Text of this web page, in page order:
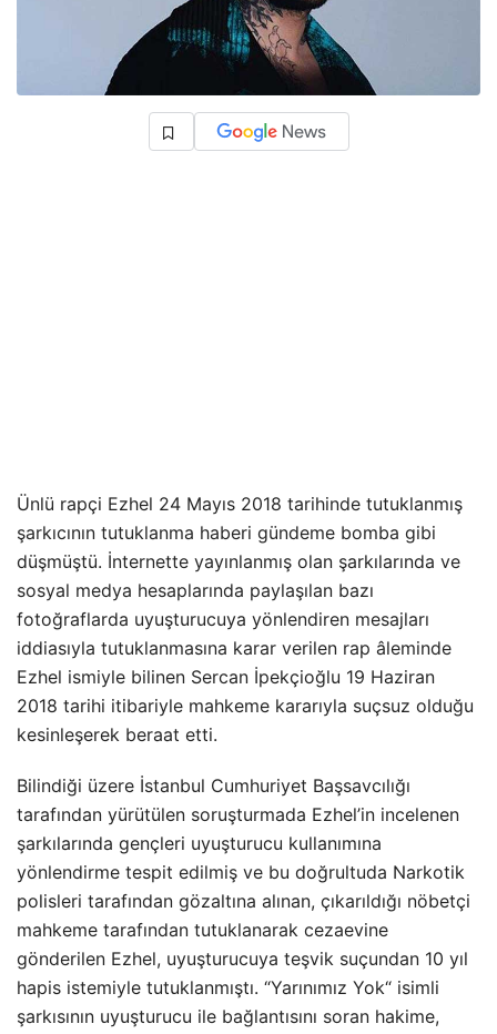
Ünlü rapçi Ezhel 24 Mayıs 2018 tarihinde tutuklanmış
şarkıcının tutuklanma haberi gündeme bomba gibi
düşmüştü. İnternette yayınlanmış olan şarkılarında ve
sosyal medya hesaplarında paylaşılan bazı
fotoğraflarda uyuşturucuya yönlendiren mesajları
iddiasıyla tutuklanmasına karar verilen rap âleminde
Ezhel ismiyle bilinen Sercan İpekçioğlu 19 Haziran
2018 tarihi itibariyle mahkeme kararıyla suçsuz olduğu
kesinleşerek beraat etti.
Bilindiği üzere İstanbul Cumhuriyet Başsavcılığı
tarafından yürütülen soruşturmada Ezhel’in incelenen
şarkılarında gençleri uyuşturucu kullanımına
yönlendirme tespit edilmiş ve bu doğrultuda Narkotik
polisleri tarafından gözaltına alınan, çıkarıldığı nöbetçi
mahkeme tarafından tutuklanarak cezaevine
gönderilen Ezhel, uyuşturucuya teşvik suçundan 10 yıl
hapis istemiyle tutuklanmıştı. “Yarınımız Yok“ isimli
şarkısının uyuşturucu ile bağlantısını soran hakime,